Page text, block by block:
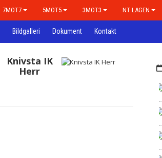
7MOT7 5MOT5 3MOT3 NT LAGEN
Bildgalleri Dokument Kontakt
Knivsta IK
Herr